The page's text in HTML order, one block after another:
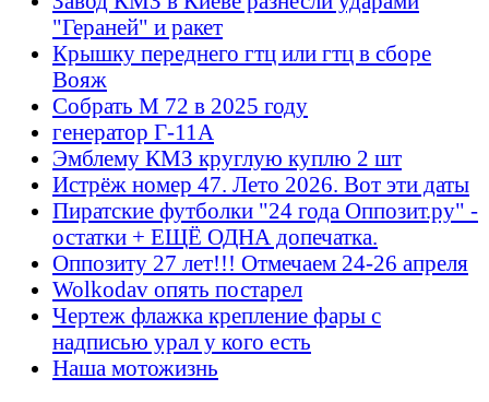
"Гераней" и ракет
Крышку переднего гтц или гтц в сборе
Вояж
Собрать М 72 в 2025 году
генератор Г-11А
Эмблему КМЗ круглую куплю 2 шт
Истрёж номер 47. Лето 2026. Вот эти даты
Пиратские футболки "24 года Оппозит.ру" -
остатки + ЕЩЁ ОДНА допечатка.
Оппозиту 27 лет!!! Отмечаем 24-26 апреля
Wolkodav опять постарел
Чертеж флажка крепление фары с
надписью урал у кого есть
Наша мотожизнь